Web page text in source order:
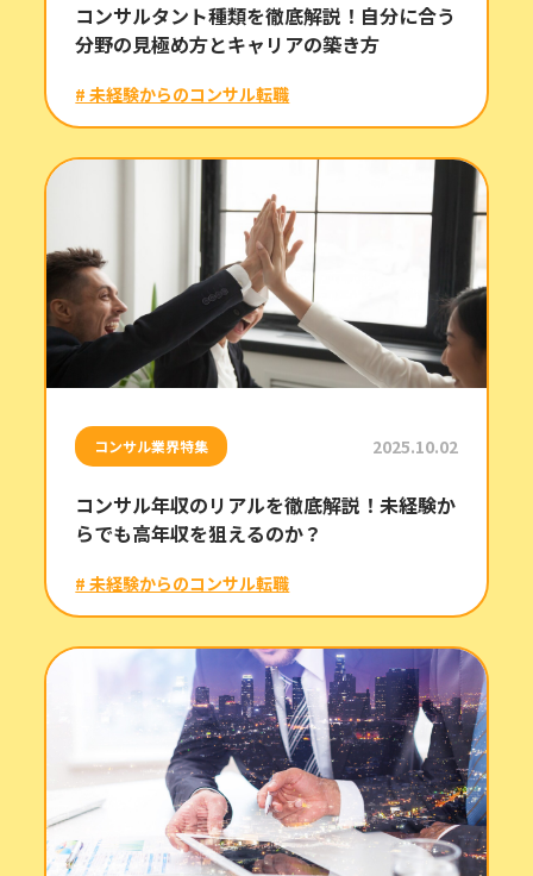
コンサルタント種類を徹底解説！自分に合う
分野の見極め方とキャリアの築き方
# 未経験からのコンサル転職
コンサル業界特集 2025.10.02
コンサル年収のリアルを徹底解説！未経験か
らでも高年収を狙えるのか？
# 未経験からのコンサル転職